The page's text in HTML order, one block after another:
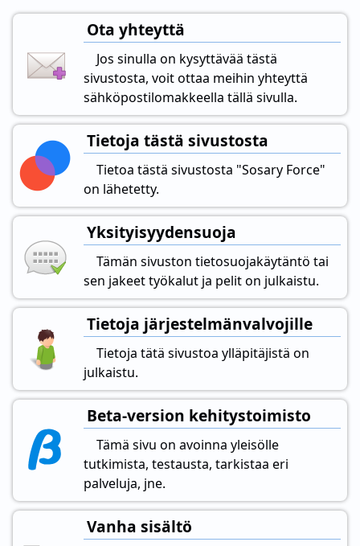
Ota yhteyttä
Jos sinulla on kysyttävää tästä
sivustosta, voit ottaa meihin yhteyttä
sähköpostilomakkeella tällä sivulla.
Tietoja tästä sivustosta
Tietoa tästä sivustosta "Sosary Force"
on lähetetty.
Yksityisyydensuoja
Tämän sivuston tietosuojakäytäntö tai
sen jakeet työkalut ja pelit on julkaistu.
Tietoja järjestelmänvalvojille
Tietoja tätä sivustoa ylläpitäjistä on
julkaistu.
Beta-version kehitystoimisto
Tämä sivu on avoinna yleisölle
tutkimista, testausta, tarkistaa eri
palveluja, jne.
Vanha sisältö